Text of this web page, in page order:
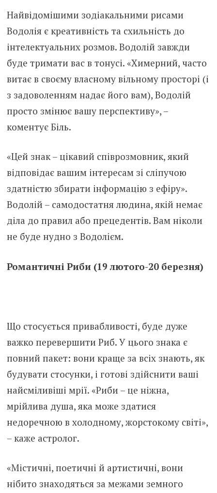
Найвідомішими зодіакальними рисами
Водолія є креативність та схильність до
інтелектуальних розмов. Водолій завжди
буде тримати вас в тонусі. «Химерний, часто
витає в своєму власному вільному просторі (і
з задоволенням надає його вам), Водолій
просто змінює вашу перспективу», –
коментує Біль.
«Цей знак – цікавий співрозмовник, який
відповідає вашим інтересам зі сліпучою
здатністю збирати інформацію з ефіру».
Водолій – самодостатня людина, якій немає
діла до правил або прецедентів. Вам ніколи
не буде нудно з Водолієм.
Романтичні Риби (19 лютого-20 березня)
Що стосується привабливості, буде дуже
важко перевершити Риб. У цього знака є
повний пакет: вони краще за всіх знають, як
будувати стосунки, і готові здійснити ваші
найсміливіші мрії. «Риби – це ніжна,
мрійлива душа, яка може здатися
недоречною в холодному, жорстокому світі»,
– каже астролог.
«Містичні, поетичні й артистичні, вони
нібито знаходяться за межами земного